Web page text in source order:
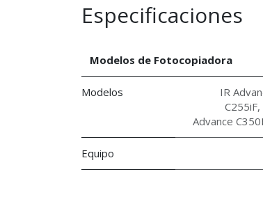
Especificaciones
Modelos de Fotocopiadora
Modelos IR
C255iF,
Advance
Equipo